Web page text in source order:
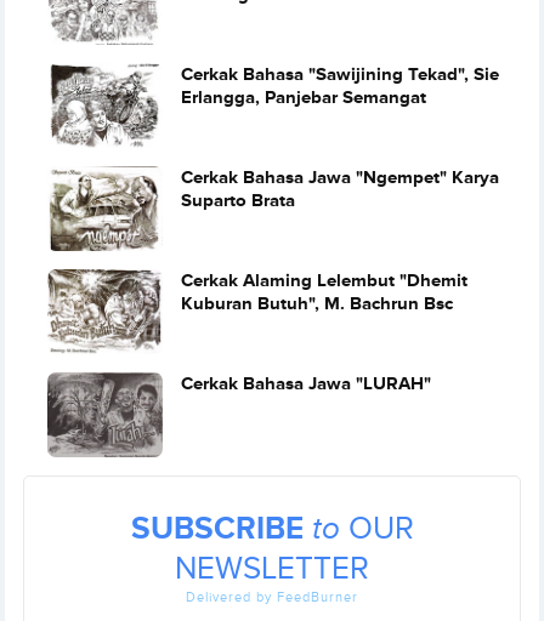
Cerkak Bahasa "Sawijining Tekad", Sie
Erlangga, Panjebar Semangat
Cerkak Bahasa Jawa "Ngempet" Karya
Suparto Brata
Cerkak Alaming Lelembut "Dhemit
Kuburan Butuh", M. Bachrun Bsc
Cerkak Bahasa Jawa "LURAH"
SUBSCRIBE to OUR
NEWSLETTER
Delivered by FeedBurner